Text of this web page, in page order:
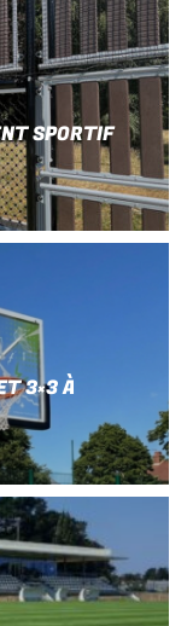
SPORTIF
3×3 À